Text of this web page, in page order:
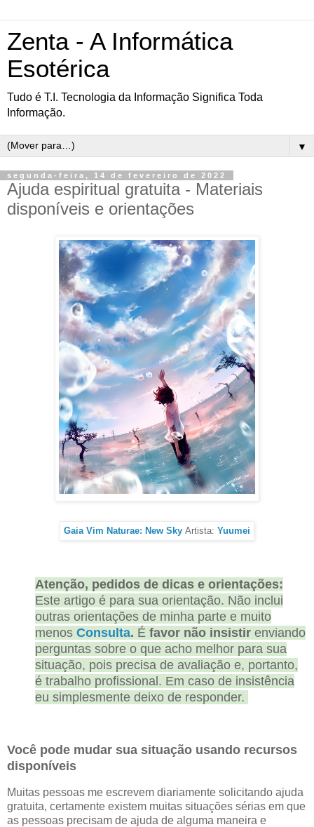
Zenta - A Informática
Esotérica
Tudo é T.I. Tecnologia da Informação Significa Toda
Informação.
▼
segunda-feira, 14 de fevereiro de 2022
Ajuda espiritual gratuita - Materiais
disponíveis e orientações
Gaia Vim Naturae: New Sky Artista: Yuumei
Atenção, pedidos de dicas e orientações:
Este artigo é para sua orientação. Não inclui
outras orientações de minha parte e muito
menos Consulta. É favor não insistir enviando
perguntas sobre o que acho melhor para sua
situação, pois precisa de avaliação e, portanto,
é trabalho profissional. Em caso de insistência
eu simplesmente deixo de responder.
Você pode mudar sua situação usando recursos
disponíveis
Muitas pessoas me escrevem diariamente solicitando ajuda
gratuita, certamente existem muitas situações sérias em que
as pessoas precisam de ajuda de alguma maneira e